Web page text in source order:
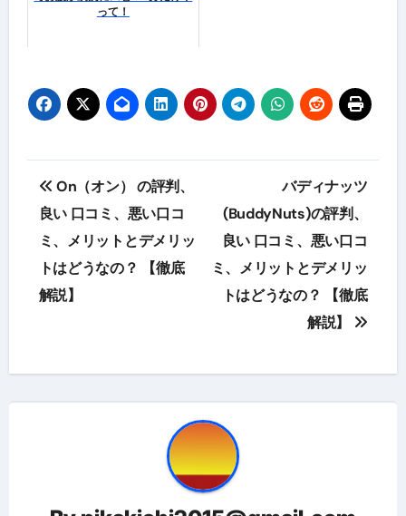
って！
投
稿
ナ
ビ
シ
On（オン） の評判、
良い 口コミ、悪い口コ
ミ、メリットとデメリッ
トはどうなの？ 【徹底
解説】
バディナッツ
(BuddyNuts)の評判、
良い 口コミ、悪い口コ
ミ、メリットとデメリッ
トはどうなの？ 【徹底
解説】